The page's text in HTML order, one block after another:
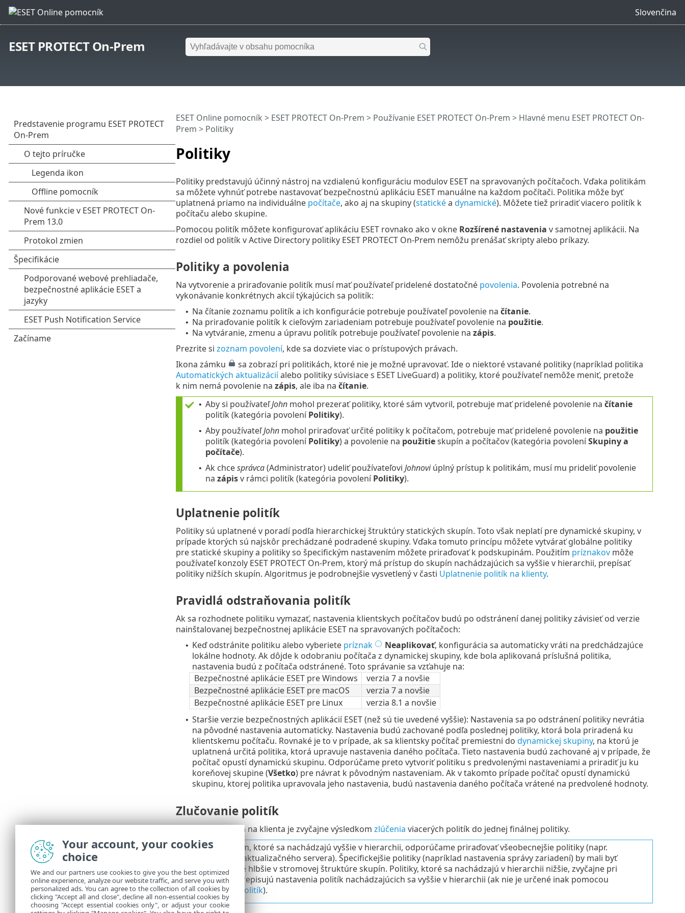
Slovenčina
ESET PROTECT On-Prem
Politiky
ESET Online pomocník > ESET PROTECT On-Prem > Používanie ESET PROTECT On-Prem > Hlavné menu ESET PROTECT On-
Prem > Politiky
Politiky predstavujú účinný nástroj na vzdialenú konfiguráciu modulov ESET na spravovaných počítačoch. Vďaka politikám
sa môžete vyhnúť potrebe nastavovať bezpečnostnú aplikáciu ESET manuálne na každom počítači. Politika môže byť
uplatnená priamo na individuálne počítače, ako aj na skupiny (statickéa dynamické). Môžete tiež priradiť viacero politík k
počítaču alebo skupine.
Pomocou politík môžete konfigurovať aplikáciu ESET rovnako ako v okne Rozšírené nastavenia v samotnej aplikácii. Na
rozdiel od politík v Active Directory politiky ESET PROTECT On-Prem nemôžu prenášať skripty alebo príkazy.
Politiky a povolenia
Na vytvorenie a priraďovanie politík musí mať používateľ pridelené dostatočné povolenia. Povolenia potrebné na
vykonávanie konkrétnych akcií týkajúcich sa politík:
• Na čítanie zoznamu politík a ich konfigurácie potrebuje používateľ povolenie na čítanie.
• Na priraďovanie politík k cieľovým zariadeniam potrebuje používateľ povolenie na použitie.
• Na vytváranie, zmenu a úpravu politík potrebuje používateľ povolenie na zápis.
Prezrite si zoznam povolení, kde sa dozviete viac o prístupových právach.
Ikona zámku
sa zobrazí pri politikách, ktoré nie je možné upravovať. Ide o niektoré vstavané politiky (napríklad politika
Automatických aktualizáciíalebo politiky súvisiace s ESET LiveGuard) a politiky, ktoré používateľ nemôže meniť, pretože
k nim nemá povolenie na zápis, ale iba na čítanie.
• Aby si používateľJohnmohol prezerať politiky, ktoré sám vytvoril, potrebuje mať pridelené povolenie na čítanie
politík (kategória povoleníPolitiky).
• Aby používateľJohnmohol priraďovať určité politiky k počítačom, potrebuje mať pridelené povolenie na použitie
politík (kategória povoleníPolitiky) a povolenie na použitieskupín a počítačov (kategória povoleníSkupiny a
počítače).
• Ak chcesprávca(Administrator) udeliť používateľovi Johnoviúplný prístup k politikám, musí mu prideliť povolenie
na zápisv rámci politík (kategória povoleníPolitiky).
Uplatnenie politík
Politiky sú uplatnené v poradí podľa hierarchickej štruktúry statických skupín. Toto však neplatí pre dynamické skupiny, v
prípade ktorých sú najskôr prechádzané podradené skupiny. Vďaka tomuto princípu môžete vytvárať globálne politiky
pre statické skupiny a politiky so špecifickým nastavením môžete priraďovať k podskupinám. Použitím príznakovmôže
používateľ konzoly ESET PROTECT On-Prem, ktorý má prístup do skupín nachádzajúcich sa vyššie v hierarchii, prepísať
politiky nižších skupín. Algoritmus je podrobnejšie vysvetlený v časti Uplatnenie politík na klienty.
Pravidlá odstraňovania politík
Ak sa rozhodnete politiku vymazať, nastavenia klientskych počítačov budú po odstránení danej politiky závisieť od verzie
nainštalovanej bezpečnostnej aplikácie ESET na spravovaných počítačoch:
• Keď odstránite politiku alebo vyberiete príznak Neaplikovať, konfigurácia sa automaticky vráti na predchádzajúce
lokálne hodnoty. Ak dôjde k odobraniu počítača z dynamickej skupiny, kde bola aplikovaná príslušná politika,
nastavenia budú z počítača odstránené. Toto správanie sa vzťahuje na:
Bezpečnostné aplikácie ESET pre Windows
verzia 7 a novšie
Bezpečnostné aplikácie ESET pre macOS
verzia 7 a novšie
Bezpečnostné aplikácie ESET pre Linux
verzia 8.1 a novšie
• Staršie verzie bezpečnostných aplikácií ESET (než sú tie uvedené vyššie): Nastavenia sa po odstránení politiky nevrátia
na pôvodné nastavenia automaticky. Nastavenia budú zachované podľa poslednej politiky, ktorá bola priradená ku
klientskemu počítaču. Rovnaké je to v prípade, ak sa klientsky počítač premiestni do dynamickej skupiny, na ktorú je
uplatnená určitá politika, ktorá upravuje nastavenia daného počítača. Tieto nastavenia budú zachované aj v prípade, že
počítač opustí dynamickú skupinu. Odporúčame preto vytvoriť politiku s predvolenými nastaveniami a priradiť ju ku
koreňovej skupine (Všetko) pre návrat k pôvodným nastaveniam. Ak v takomto prípade počítač opustí dynamickú
skupinu, ktorej politika upravovala jeho nastavenia, budú nastavenia daného počítača vrátené na predvolené hodnoty.
Zlučovanie politík
Politika uplatnená na klienta je zvyčajne výsledkom zlúčenia viacerých politík do jednej finálnej politiky.
Ku skupinám, ktoré sa nachádzajú vyššie v hierarchii, odporúčame priraďovať všeobecnejšie politiky (napr.
nastavenia aktualizačného servera). Špecifickejšie politiky (napríklad nastavenia správy zariadení) by mali byť
priraďované hlbšie v stromovej štruktúre skupín. Politiky, ktoré sa nachádzajú v hierarchii nižšie, zvyčajne pri
zlučovaní prepisujú nastavenia politík nachádzajúcich sa vyššie v hierarchii (ak nie je určené inak pomocou
príznakov politík).
Your account, your cookies
choice
We and our partners use cookies to give you the best optimized
online experience, analyze our website traffic, and serve you with
personalized ads. You can agree to the collection of all cookies by
clicking "Accept all and close", decline all non-essential cookies by
choosing "Accept essential cookies only", or adjust your cookie